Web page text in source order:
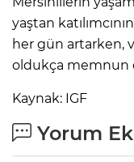
yaştan
her gün artarken,
oldukça memnun
Kaynak: IGF
Yorum